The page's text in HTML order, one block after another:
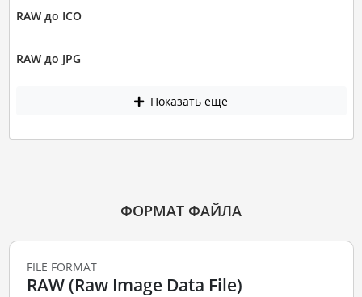
RAW до ICO
RAW до JPG
Показать еще
ФОРМАТ ФАЙЛА
FILE FORMAT
RAW (Raw Image Data File)